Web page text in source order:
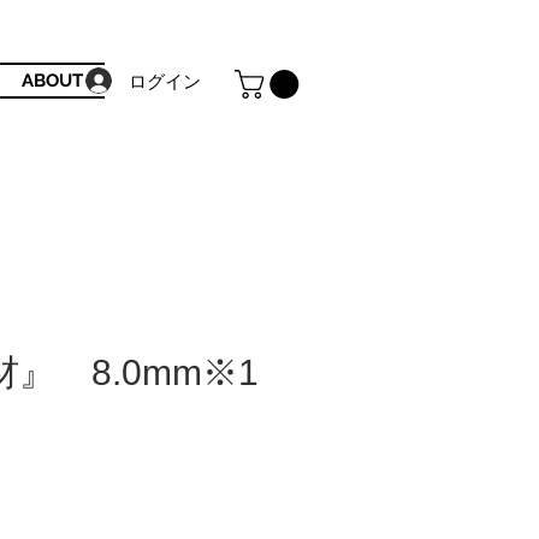
ABOUT ログイン
材』 8.0mm※1